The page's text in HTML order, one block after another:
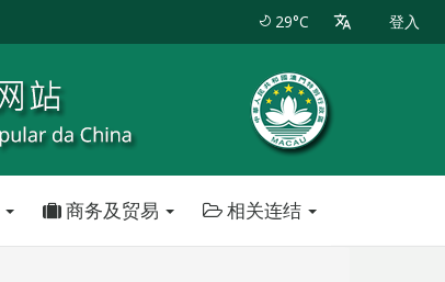
29°C 登入
商务及贸易 相关连结